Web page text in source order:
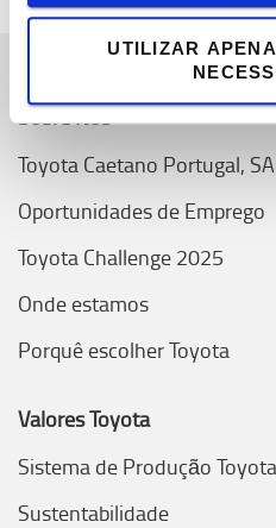
UTILIZAR
Sobre Nós
Toyota Caetano Portugal, SA
Oportunidades de Emprego
Toyota Challenge 2025
Onde estamos
Porquê escolher Toyota
Valores Toyota
Sistema de Produção
Sustentabilidade